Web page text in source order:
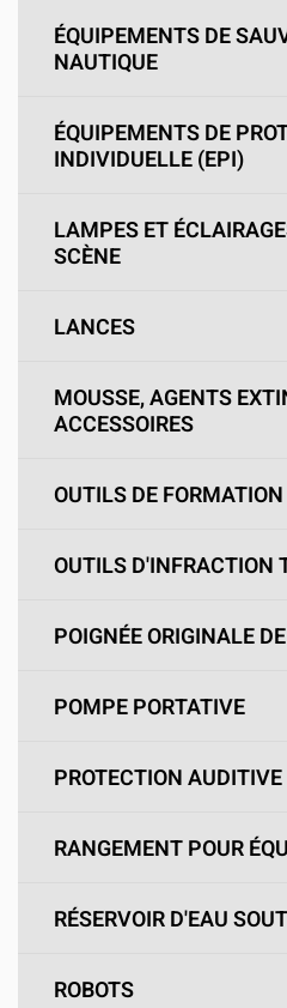
ÉQUIPEMENTS DE
NAUTIQUE
ÉQUIPEMENTS DE
INDIVIDUELLE (EPI)
LAMPES ET
SCÈNE
LANCES
MOUSSE, AGENTS
ACCESSOIRES
OUTILS DE FORMATION
OUTILS D'INFRACTION
POIGNÉE ORIGINALE
POMPE PORTATIVE
PROTECTION AUDITIVE
RANGEMENT POUR
RÉSERVOIR D'EAU
ROBOTS